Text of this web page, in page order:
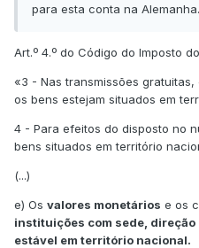
para esta conta na Alemanha.
Art.º 4.º do Código do Imposto
«3 - Nas transmissões
os bens estejam situados em
4 - Para efeitos do disposto no
bens situados em território
(...)
e) Os valores monetários e os
instituições com sede,
estável em território nacional.